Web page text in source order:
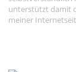
unterstützt damit
meiner